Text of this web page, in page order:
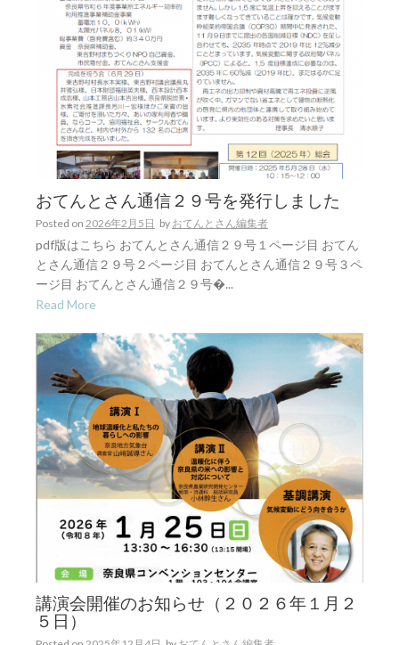
おてんとさん通信２９号を発行しました
Posted on 2026年2月5日 by おてんとさん編集者
pdf版はこちら おてんとさん通信２９号１ページ目 おてん
とさん通信２９号２ページ目 おてんとさん通信２９号３ペ
ージ目 おてんとさん通信２９号�...
Read More
講演会開催のお知らせ（２０２６年１月２
５日）